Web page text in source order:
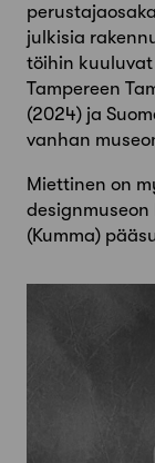
julkisia
töihin kuuluvat
Tampereen
(2024) ja
vanhan
Miettinen on
(Kumma)